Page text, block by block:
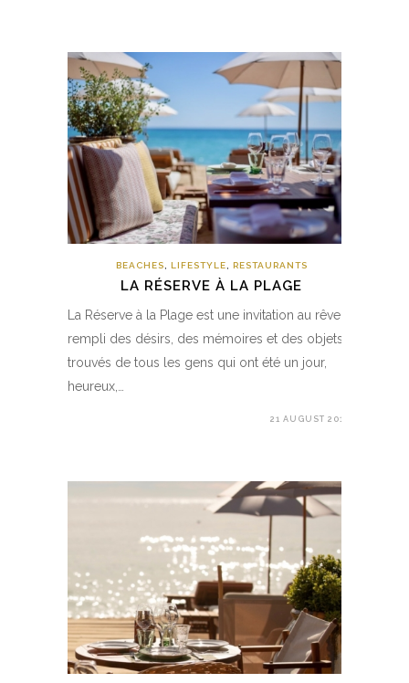
BEACHES, LIFESTYLE, RESTAURANTS
LA RÉSERVE À LA PLAGE
La Réserve à la Plage est une invitation au rêve :
rempli des désirs, des mémoires et des objets
trouvés de tous les gens qui ont été un jour,
heureux,…
21 AUGUST 2019